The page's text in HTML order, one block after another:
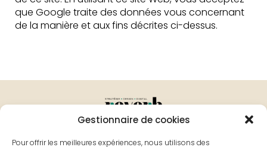
Gestionnaire de cookies
Pour offrir les meilleures expériences, nous utilisons des
que Google traite des données vous concernant
de la manière et aux fins décrites ci-dessus.
Bourges